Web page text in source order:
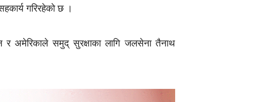
गरिरहेको छ ।
र अमेरिकाले समुद् सुरक्षाका लागि जलसेना तैनाथ